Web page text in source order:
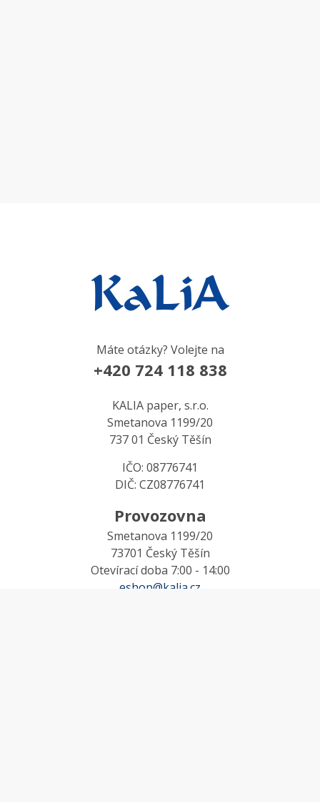
Máte otázky? Volejte na
+420 724 118 838
KALIA paper, s.r.o.
Smetanova 1199/20
737 01 Český Těšín
IČO: 08776741
DIČ: CZ08776741
Provozovna
Smetanova 1199/20
73701 Český Těšín
Otevírací doba 7:00 - 14:00
eshop@kalia.cz